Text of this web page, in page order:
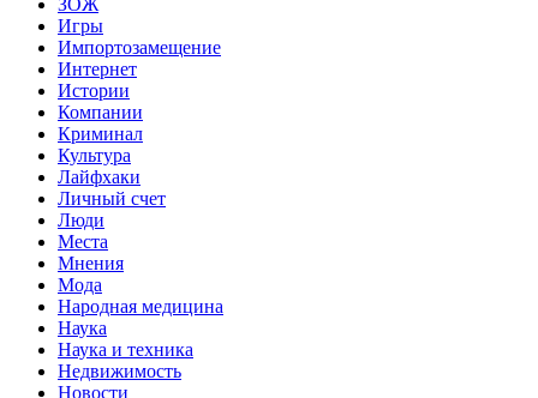
ЗОЖ
Игры
Импортозамещение
Интернет
Истории
Компании
Криминал
Культура
Лайфхаки
Личный счет
Люди
Места
Мнения
Мода
Народная медицина
Наука
Наука и техника
Недвижимость
Новости